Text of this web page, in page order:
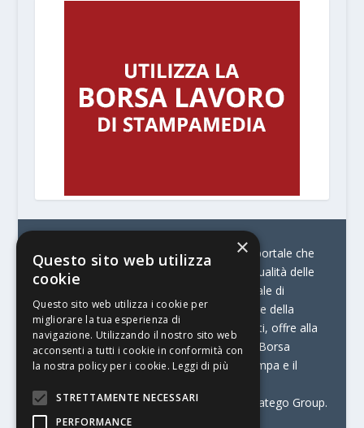
© Stratego Group –
stampamedia.net è il portale che
racconta le innovazioni tecnologiche e l’attualità delle
aziende di stampa e di converting. È il portale di
riferimento per chi opera in Italia nel settore della
comunicazione stampata. Oltre ai contenuti, offre alla
propria community diversi servizi come:
la Borsa
Lavoro, la Print Connection, i Big della Stampa e il
Stampamedia.net è una delle testate di Stratego Group.
×
Questo sito web utilizza
cookie
Questo sito web utilizza i cookie per
migliorare la tua esperienza di
navigazione. Utilizzando il nostro sito web
acconsenti a tutti i cookie in conformità con
la nostra policy per i cookie. Leggi di più
STRETTAMENTE NECESSARI
PERFORMANCE